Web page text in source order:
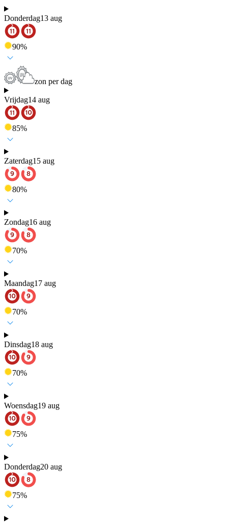
Donderdag13 aug
90%
zon per dag
Vrijdag14 aug
85%
Zaterdag15 aug
80%
Zondag16 aug
70%
Maandag17 aug
70%
Dinsdag18 aug
70%
Woensdag19 aug
75%
Donderdag20 aug
75%